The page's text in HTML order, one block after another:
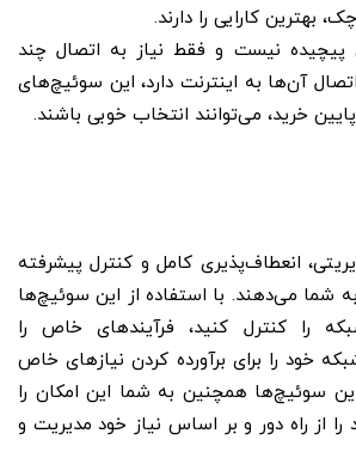
بهترین کارایی را دارند.
نیست و فقط نیاز به اتصال چند
آن‌ها به اینترنت دارد، این سوئیچ‌های
خرید، می‌توانند انتخاب خوبی باشند.
انعطاف‌پذیری کامل و کنترل پیشرفته
شما می‌دهند. با استفاده از این سوئیچ‌ها
را کنترل کنید، فرآیندهای خاص را
خود را برای برآورده کردن نیازهای خاص
سوئیچ‌ها همچنین به شما این امکان را
از راه دور و بر اساس نیاز خود مدیریت و